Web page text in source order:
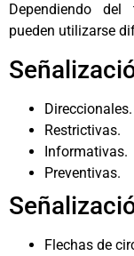
Dependiendo
pueden utilizarse
Direccionales.
Restrictivas.
Informativas.
Preventivas.
Flechas de